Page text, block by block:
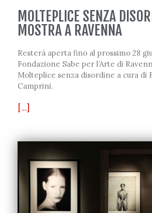
MOLTEPLICE SENZA
MOSTRA A RAVENNA
Resterà aperta fino al prossimo 28
Fondazione Sabe per l’Arte di
Molteplice senza disordine a cura di
Camprini.
[...]